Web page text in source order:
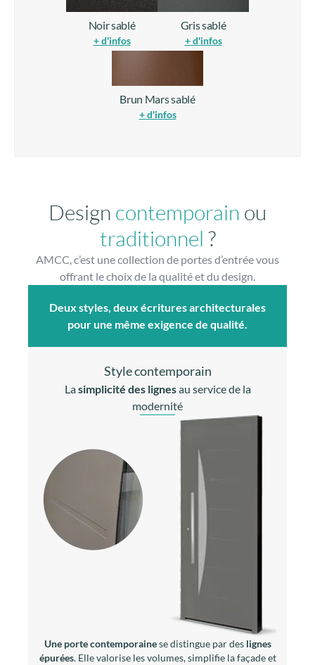
Noir sablé
+ d'infos
Gris sablé
+ d'infos
Brun Mars sablé
+ d'infos
Design contemporain ou
traditionnel ?
AMCC, c’est une collection de portes d’entrée vous
offrant le choix de la qualité et du design.
Deux styles, deux écritures architecturales
pour une même exigence de qualité.
Style contemporain
Lasimplicité des lignesau service de la
modernité
Une porte contemporainese distingue par des lignes
épurées. Elle valorise les volumes, simplifie la façade et